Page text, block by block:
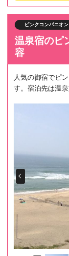
ピンクコンパニオン
温泉宿のピ
容
人気の御宿でピ
す。宿泊先は温